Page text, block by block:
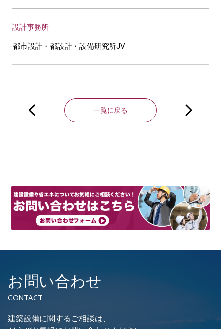
設計事務所
都市設計・都設計・設備研究所JV
一覧に戻る
お問い合わせ
CONTACT
建築設備に関するご相談は、